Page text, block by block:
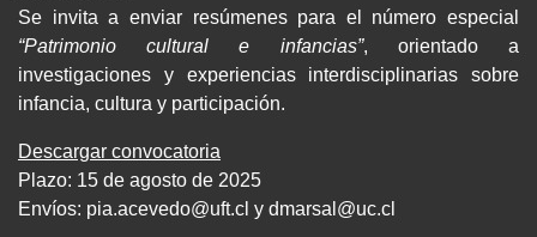
Se invita a enviar resúmenes para el número especial
“Patrimonio cultural e infancias”, orientado a
investigaciones y experiencias interdisciplinarias sobre
infancia, cultura y participación.
Descargar convocatoria
Plazo: 15 de agosto de 2025
Envíos: pia.acevedo@uft.cl y dmarsal@uc.cl